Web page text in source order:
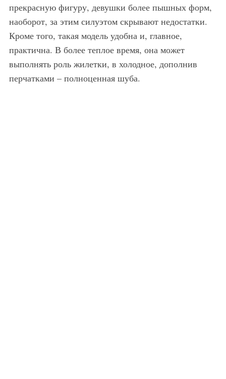
прекрасную фигуру, девушки более пышных форм,
наоборот, за этим силуэтом скрывают недостатки.
Кроме того, такая модель удобна и, главное,
практична. В более теплое время, она может
выполнять роль жилетки, в холодное, дополнив
перчатками – полноценная шуба.